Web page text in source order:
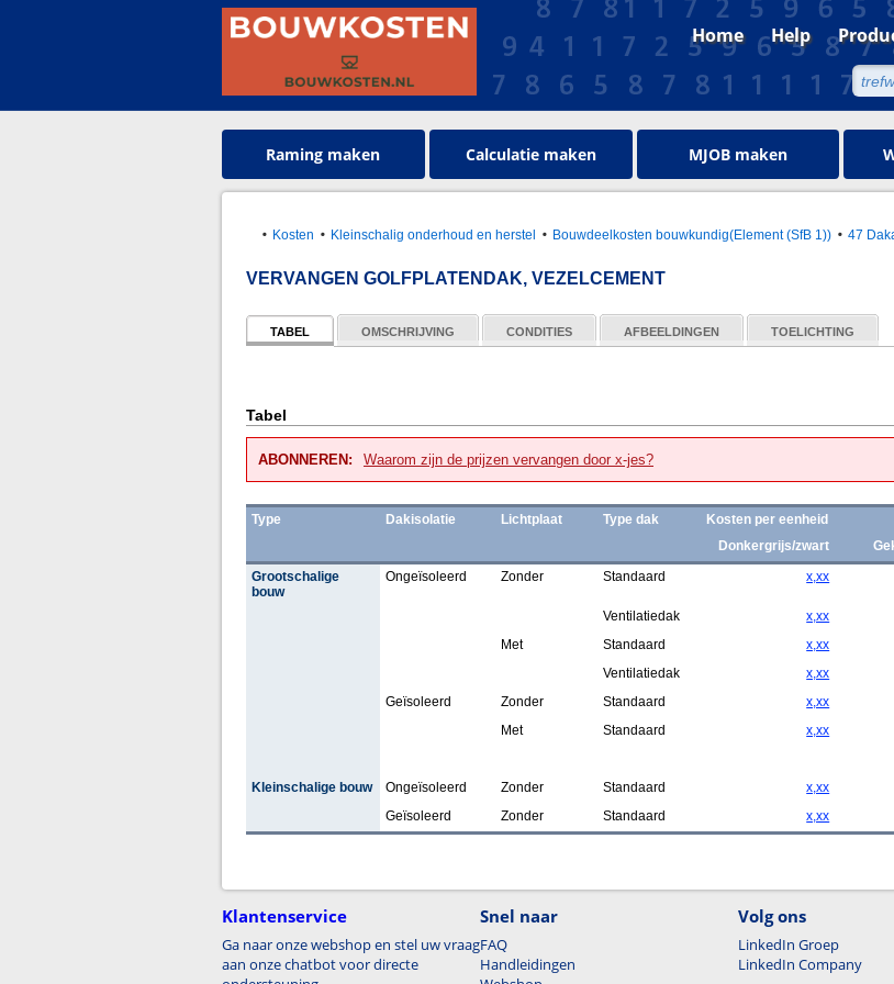
Home Help
Raming maken Calculatie maken MJOB maken
Kosten Kleinschalig onderhoud en herstel Bouwdeelkosten bouwkundig(Element (SfB 1)) 47
VERVANGEN GOLFPLATENDAK, VEZELCEMENT
TABEL OMSCHRIJVING CONDITIES AFBEELDINGEN
TOELICHTING
Tabel
ABONNEREN: Waarom zijn de prijzen vervangen door x-jes?
Type Dakisolatie Lichtplaat Type dak
Kosten per eenheid
Donkergrijs/zwart
Grootschalige
bouw
Ongeïsoleerd Zonder Standaard x,xx
Ventilatiedak
x,xx
Met
Standaard x,xx
Ventilatiedak
x,xx
Geïsoleerd
Zonder Standaard x,xx
Met
Standaard x,xx
Kleinschalige bouw Ongeïsoleerd Zonder Standaard x,xx
Geïsoleerd
Zonder Standaard x,xx
Klantenservice
Ga naar onze webshop en stel uw vraag
aan onze chatbot voor directe
Snel naar
FAQ
Handleidingen
Volg ons
LinkedIn Groep
LinkedIn Company